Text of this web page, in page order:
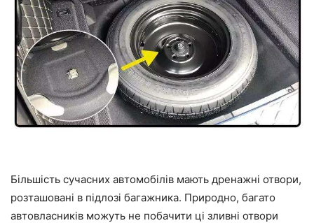
Більшість сучасних автомобілів мають дренажні отвори,
розташовані в підлозі багажника. Природно, багато
автовласників можуть не побачити ці зливні отвори